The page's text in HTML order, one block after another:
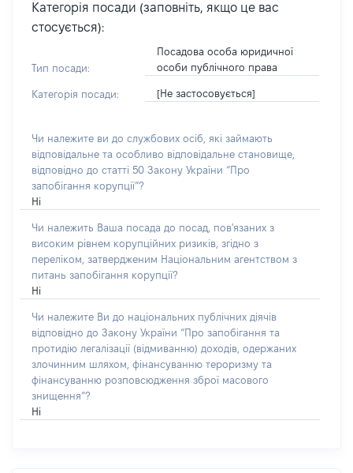
Категорія посади (заповніть, якщо це вас
стосується):
Тип посади:
Посадова особа юридичної
особи публічного права
Категорія посади: [Не застосовується]
Чи належите ви до службових осіб, які займають
відповідальне та особливо відповідальне становище,
відповідно до статті 50 Закону України “Про
запобігання корупції”?
Ні
Чи належить Ваша посада до посад, пов'язаних з
високим рівнем корупційних ризиків, згідно з
переліком, затвердженим Національним агентством з
питань запобігання корупції?
Ні
Чи належите Ви до національних публічних діячів
відповідно до Закону України “Про запобігання та
протидію легалізації (відмиванню) доходів, одержаних
злочинним шляхом, фінансуванню тероризму та
фінансуванню розповсюдження зброї масового
знищення”?
Ні